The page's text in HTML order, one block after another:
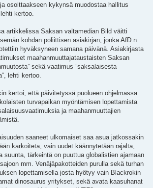
osoittaakseen kykynsä muodostaa hallitus
kertoo.
artikkelissa Saksan valtamedian Bild väitti
kohdan poliittisen asiakirjan, jonka AfD:n
hyväksyneen samana päivänä. Asiakirjasta
maahanmuuttajataustaisten Saksan
sekä vaatimus ”saksalaisesta
lehti kertoo.
kertoi, että päivitetyssä puolueen ohjelmassa
turvapaikan myöntämisen lopettamista
ja maahanmuuttajien
saaneet ulkomaiset saa asua jatkossakin
karkoiteta, vain uudet käännytetään rajalta,
suunta, tärkeintä on puuttua globalistien ajamaan
mm. Venäjäpakotteiden purulla sekä turhan
lopettamisella josta hyötyy vain Blackrokin
dinosaurus yritykset, sekä avata kaasuhanat